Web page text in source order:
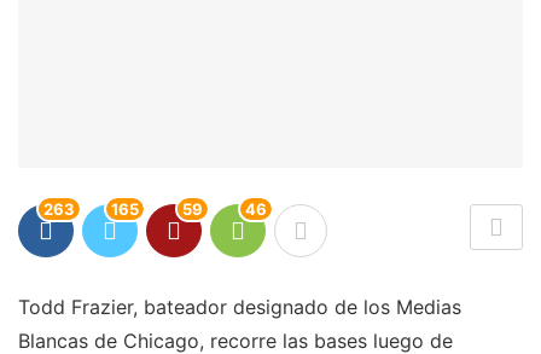
263 165 59 46
Todd Frazier, bateador designado de los Medias
Blancas de Chicago, recorre las bases luego de